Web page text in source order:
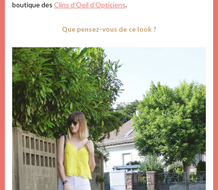
boutique des Clins d’Oeil d’Opticiens.
Que pensez-vous de ce look ?